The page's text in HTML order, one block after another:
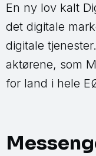
En ny lov kalt
det digitale
digitale
aktørene, som
for land i hele